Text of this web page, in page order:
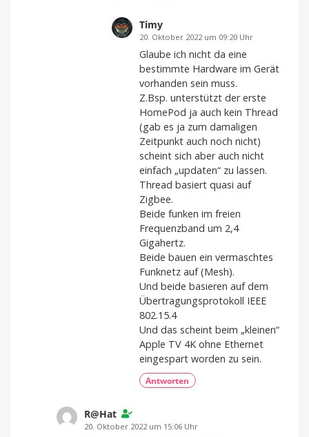
Timy
20. Oktober 2022 um 09:20 Uhr
Glaube ich nicht da eine
bestimmte Hardware im Gerät
vorhanden sein muss.
Z.Bsp. unterstützt der erste
HomePod ja auch kein Thread
(gab es ja zum damaligen
Zeitpunkt auch noch nicht)
scheint sich aber auch nicht
einfach „updaten“ zu lassen.
Thread basiert quasi auf
Zigbee.
Beide funken im freien
Frequenzband um 2,4
Gigahertz.
Beide bauen ein vermaschtes
Funknetz auf (Mesh).
Und beide basieren auf dem
Übertragungsprotokoll IEEE
802.15.4
Und das scheint beim „kleinen“
Apple TV 4K ohne Ethernet
eingespart worden zu sein.
Antworten
R@Hat
20. Oktober 2022 um 15:06 Uhr